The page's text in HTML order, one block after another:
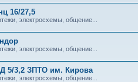
16/27,5
электросхемы, общение...
электросхемы, общение...
5/3,2 ЗПТО им. Кирова
электросхемы, общение...